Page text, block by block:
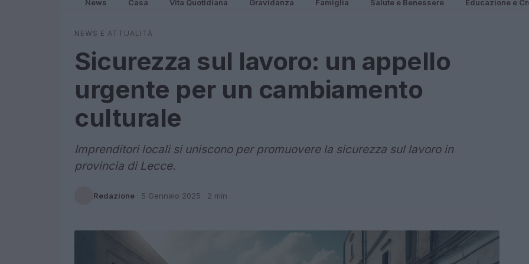
News Casa Vita Quotidiana Gravidanza Famiglia Salute e Benessere Educazione e
NEWS E ATTUALITÀ
Sicurezza sul lavoro: un appello
urgente per un cambiamento
culturale
Imprenditori locali si uniscono per promuovere la sicurezza sul lavoro in
provincia di Lecce.
Redazione · 5 Gennaio 2025 · 2 min